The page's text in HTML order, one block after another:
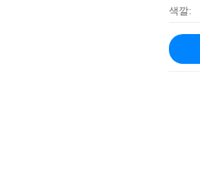
색깔: